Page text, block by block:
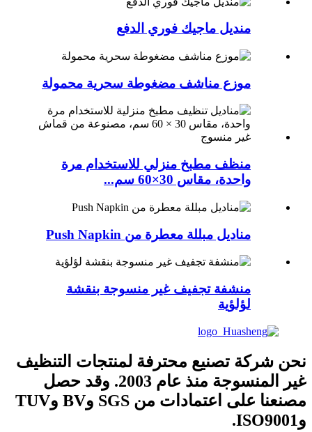
منديل ماجيك فوري الدفع
موزع مناشف مضغوطة سحرية محمولة
منظف ​​مطبخ منزلي للاستخدام مرة
واحدة، مقاس 30×60 سم...
مناديل مبللة معطرة من Push Napkin
منشفة تجفيف غير منسوجة بنقشة
لؤلؤية
نحن شركة تصنيع محترفة لمنتجات التنظيف
غير المنسوجة منذ عام 2003. وقد حصل
مصنعنا على اعتمادات من SGS وBV وTUV
وISO9001.